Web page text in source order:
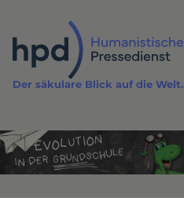
Inhalt
Der säkulare Blick auf die Welt.
Advertising
vor